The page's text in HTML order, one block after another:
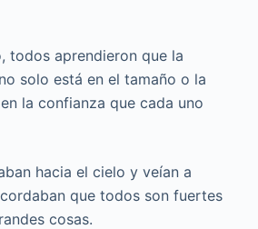
todos aprendieron que la
solo está en el tamaño o la
la confianza que cada uno
hacia el cielo y veían a
que todos son fuertes
cosas.